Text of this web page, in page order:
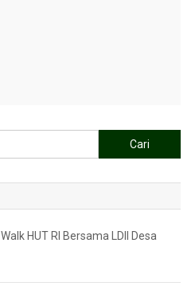
HUT RI Bersama LDII Desa